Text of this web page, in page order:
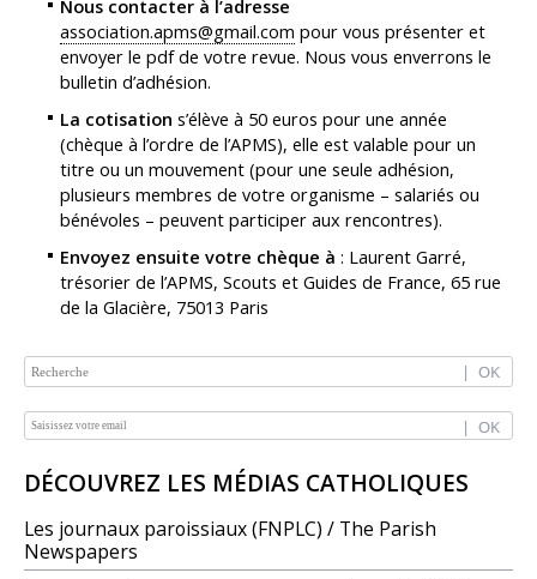
NAVIGATION
DÉCOUVREZ LES MÉDIAS CATHOLIQUES
Les journaux paroissiaux (FNPLC) / The Parish
Newspapers
Nous contacter à l’adresse
association.apms@gmail.com pour vous présenter et
envoyer le pdf de votre revue. Nous vous enverrons le
bulletin d’adhésion.
La cotisation s’élève à 50 euros pour une année
(chèque à l’ordre de l’APMS), elle est valable pour un
titre ou un mouvement (pour une seule adhésion,
plusieurs membres de votre organisme – salariés ou
bénévoles – peuvent participer aux rencontres).
Envoyez ensuite votre chèque à : Laurent Garré,
trésorier de l’APMS, Scouts et Guides de France, 65 rue
de la Glacière, 75013 Paris